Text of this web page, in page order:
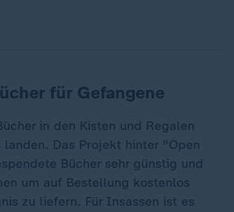
für Gefangene
in den Kisten und Regalen
Das Projekt hinter "Open
Bücher sehr günstig und
um auf Bestellung kostenlos
zu liefern. Für Insassen ist es